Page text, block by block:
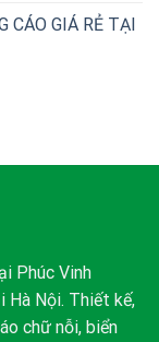
CÁO GIÁ RẺ TẠI
Phúc Vinh
Hà Nội. Thiết kế,
chữ nỗi, biển